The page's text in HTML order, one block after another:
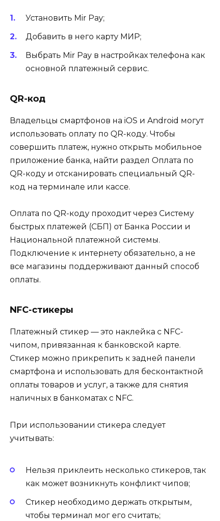
Установить Mir Pay;
Добавить в него карту МИР;
Выбрать Mir Pay в настройках телефона как
основной платежный сервис.
QR-код
Владельцы смартфонов на iOS и Android могут
использовать оплату по QR-коду. Чтобы
совершить платеж, нужно открыть мобильное
приложение банка, найти раздел Оплата по
QR-коду и отсканировать специальный QR-
код на терминале или кассе.
Оплата по QR-коду проходит через Систему
быстрых платежей (СБП) от Банка России и
Национальной платежной системы.
Подключение к интернету обязательно, а не
все магазины поддерживают данный способ
оплаты.
NFC-стикеры
Платежный стикер — это наклейка с NFC-
чипом, привязанная к банковской карте.
Стикер можно прикрепить к задней панели
смартфона и использовать для бесконтактной
оплаты товаров и услуг, а также для снятия
наличных в банкоматах с NFC.
При использовании стикера следует
учитывать:
Нельзя приклеить несколько стикеров, так
как может возникнуть конфликт чипов;
Стикер необходимо держать открытым,
чтобы терминал мог его считать;